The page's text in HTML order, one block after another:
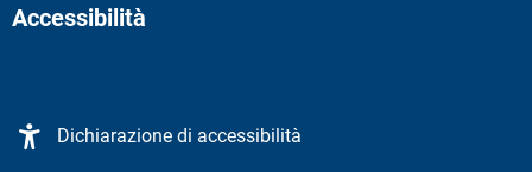
Accessibilità
Dichiarazione di accessibilità